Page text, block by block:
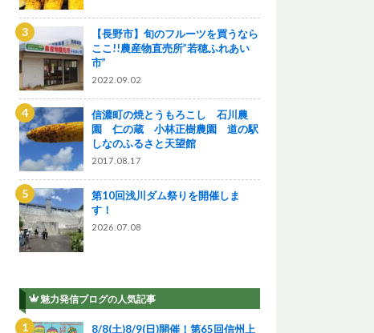
【長野市】旬のフルーツを買うなら
ここ!!農産物直売所”若穂ふれあい
市”
2022.09.02
信濃町の焼とうもろこし 石川農
園 仁の蔵 小林正樹農園 道の駅
しなのふるさと天望館
2017.08.17
第10回浅川ダム祭りを開催しま
す！
2026.07.08
魅力発信ブログの人気記事
8/8(土)8/9(日)開催！第65回信州上